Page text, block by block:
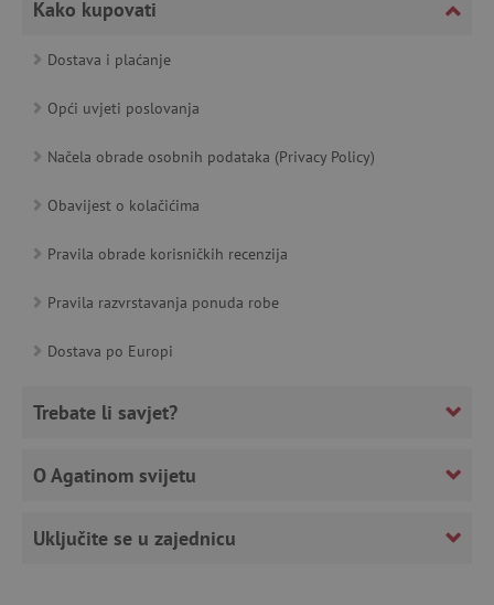
Kako kupovati
Dostava i plaćanje
Opći uvjeti poslovanja
Načela obrade osobnih podataka (Privacy Policy)
Obavijest o kolačićima
Pravila obrade korisničkih recenzija
Pravila razvrstavanja ponuda robe
Dostava po Europi
Trebate li savjet?
O Agatinom svijetu
Uključite se u zajednicu